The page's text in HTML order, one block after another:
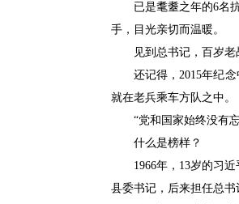
已是耄耋之年的6名
手，目光亲切而温暖。
见到总书记，百岁
还记得，2015年纪
就在老兵乘车方队之中。
“党和国家始终没有
什么是榜样？
1966年，13岁的习
县委书记，后来担任总